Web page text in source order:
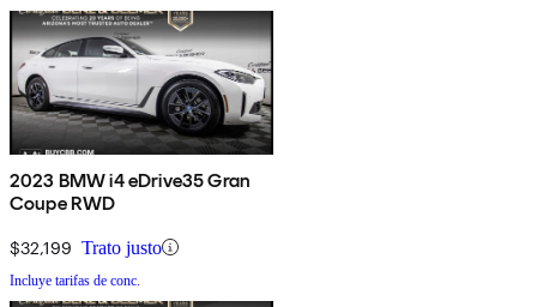
2023 BMW i4 eDrive35 Gran
Coupe RWD
$32,199 Trato justo
Incluye tarifas de conc.